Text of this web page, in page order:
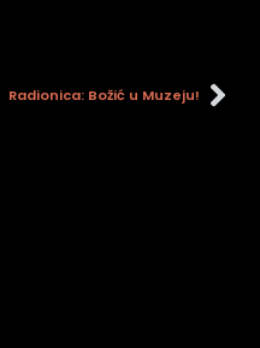
Radionica: Božić u Muzeju!